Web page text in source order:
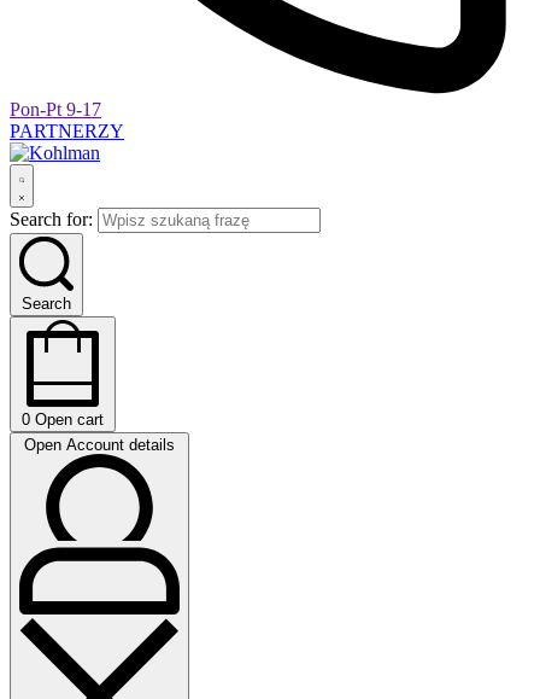
Pon-Pt 9-17
PARTNERZY
Search for:
Search
0 Open cart
Open Account details